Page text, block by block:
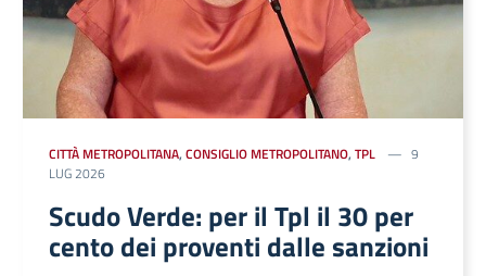
CITTÀ METROPOLITANA, CONSIGLIO METROPOLITANO, TPL
9
LUG 2026
Scudo Verde: per il Tpl il 30 per
cento dei proventi dalle sanzioni